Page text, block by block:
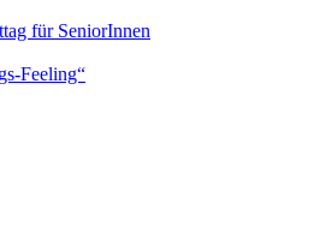
für SeniorInnen
Feeling“